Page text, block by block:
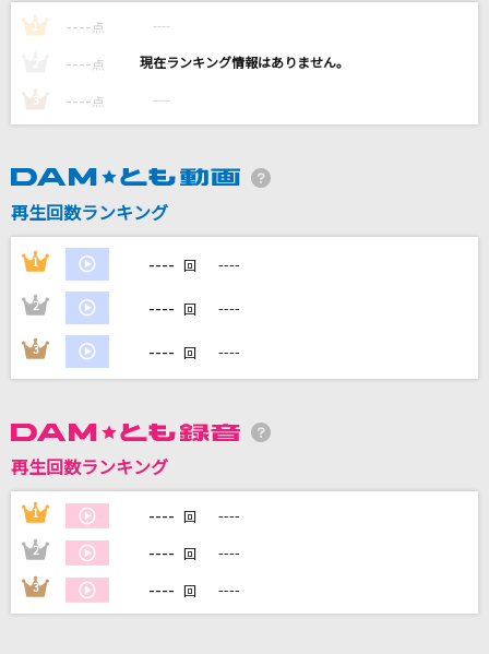
Habit
SEKAI NO OWARI(世界の終わり)
THE REVO
Awesome City Club
カラオケ最新情報をチェック！
1 ---- 点 ----
---- 点 ----
3 ---- 点 ----
再生回数ランキング
1 ---- 回 ----
2 ---- 回 ----
3 ---- 回 ----
再生回数ランキング
1 ---- 回 ----
2 ---- 回 ----
3 ---- 回 ----